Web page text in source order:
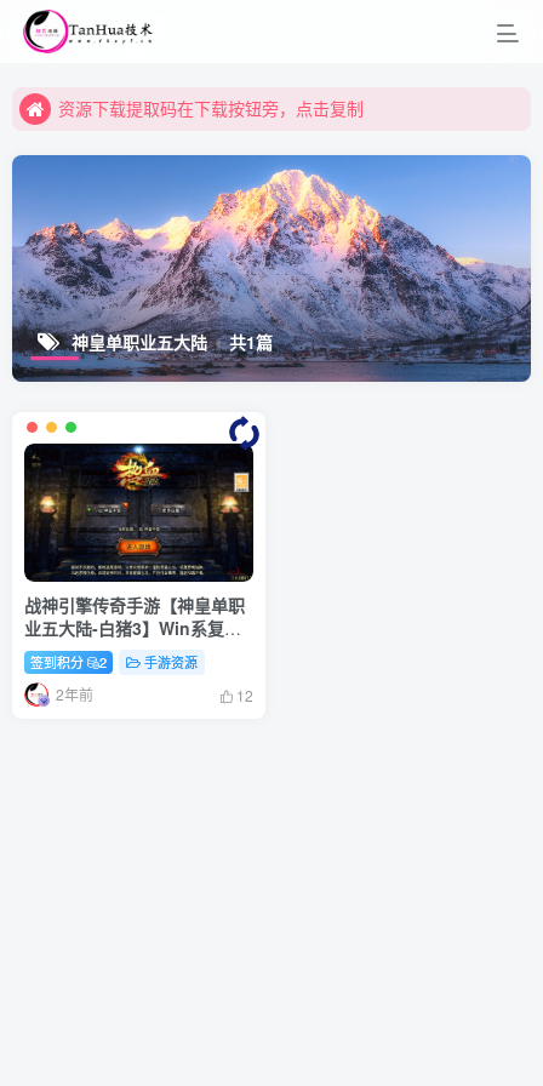
资源下载提取码在下载按钮旁，点击复制
资源下载提取码在下载按钮旁，点击复制
神皇单职业五大陆 共1篇
战神引擎传奇手游【神皇单职
业五大陆-白猪3】Win系复古
服务端+安卓苹果双端+详细搭
建教程
签到积分 2 手游资源
2年前 12